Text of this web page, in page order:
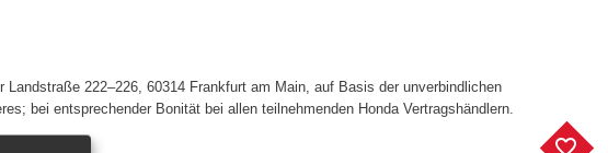
222–226, 60314 Frankfurt am Main, auf Basis der unverbindlichen
bei entsprechender Bonität bei allen teilnehmenden Honda Vertragshändlern.